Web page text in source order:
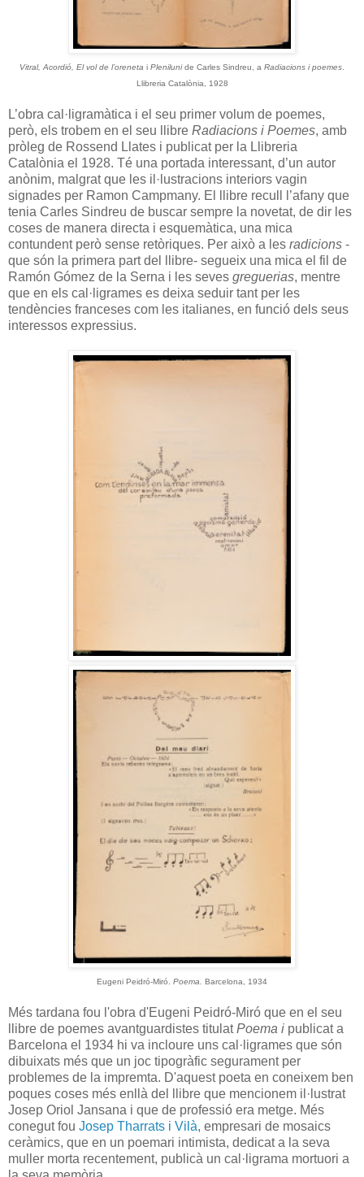
Vitral, Acordió, El vol de l’oreneta i Plenilunide Carles Sindreu, a Radiacions i poemes
Llibreria Catalònia, 1928
L’obra cal·ligramàtica i el seu primer volum de poemes,
però, els trobem en el seu llibre Radiacions i Poemes, amb
pròleg de Rossend Llates i publicat per la Llibreria
Catalònia el 1928. Té una portada interessant, d’un autor
anònim, malgrat que les il·lustracions interiors vagin
signades per Ramon Campmany. El llibre recull l’afany que
tenia Carles Sindreu de buscar sempre la novetat, de dir les
coses de manera directa i esquemàtica, una mica
contundent però sense retòriques. Per això a les radicions -
que són la primera part del llibre- segueix una mica el fil de
Ramón Gómez de la Serna i les seves greguerias, mentre
que en els cal·ligrames es deixa seduir tant per les
tendències franceses com les italianes, en funció dels seus
interessos expressius.
Eugeni Peidró-Miró. Poema. Barcelona, 1934
Més tardana fou l'obra d'Eugeni Peidró-Miró que en el seu
llibre de poemes avantguardistes titulatPoema i publicat a
Barcelona el 1934 hi va incloure uns cal·ligrames que són
dibuixats més que un joc tipogràfic segurament per
problemes de la impremta. D'aquest poeta en coneixem ben
poques coses més enllà del llibre que mencionem il·lustrat
Josep Oriol Jansana i que de professió era metge. Més
conegut fou Josep Tharrats i Vilà, empresari de mosaics
ceràmics, que en un poemari intimista, dedicat a la seva
muller morta recentement, publicà un cal·ligrama mortuori a